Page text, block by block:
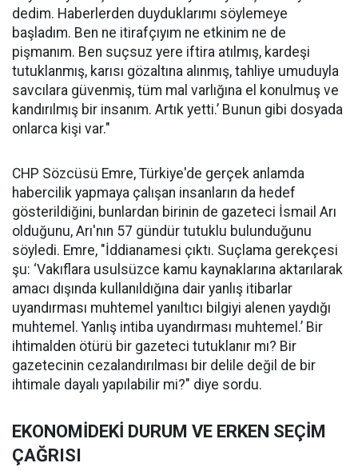
dedim. Haberlerden duyduklarımı söylemeye
başladım. Ben ne itirafçıyım ne etkinim ne de
pişmanım. Ben suçsuz yere iftira atılmış, kardeşi
tutuklanmış, karısı gözaltına alınmış, tahliye umuduyla
savcılara güvenmiş, tüm mal varlığına el konulmuş ve
kandırılmış bir insanım. Artık yetti.’ Bunun gibi dosyada
onlarca kişi var."
CHP Sözcüsü Emre, Türkiye'de gerçek anlamda
habercilik yapmaya çalışan insanların da hedef
gösterildiğini, bunlardan birinin de gazeteci İsmail Arı
olduğunu, Arı'nın 57 gündür tutuklu bulunduğunu
söyledi. Emre, "İddianamesi çıktı. Suçlama gerekçesi
şu: ‘Vakıflara usulsüzce kamu kaynaklarına aktarılarak
amacı dışında kullanıldığına dair yanlış itibarlar
uyandırması muhtemel yanıltıcı bilgiyi alenen yaydığı
muhtemel. Yanlış intiba uyandırması muhtemel.’ Bir
ihtimalden ötürü bir gazeteci tutuklanır mı? Bir
gazetecinin cezalandırılması bir delile değil de bir
ihtimale dayalı yapılabilir mi?" diye sordu.
EKONOMİDEKİ DURUM VE ERKEN SEÇİM
ÇAĞRISI